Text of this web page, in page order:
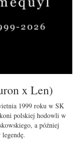
x Len)
1999 roku w SK
polskiej hodowli w
a później